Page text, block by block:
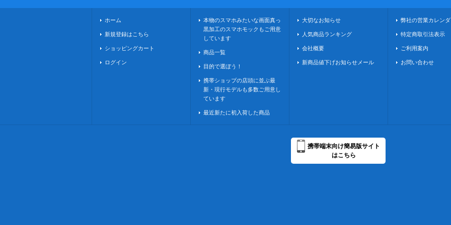
ホーム
新規登録はこちら
ショッピングカート
ログイン
本物のスマホみたいな画面真っ
黒加工のスマホモックもご用意
しています
商品一覧
目的で選ぼう！
携帯ショップの店頭に並ぶ最
新・現行モデルも多数ご用意し
ています
最近新たに初入荷した商品
大切なお知らせ
人気商品ランキング
会社概要
新商品値下げお知らせメール
弊社の営業カレン
特定商取引法表示
ご利用案内
お問い合わせ
携帯端末向け簡易版サイト
はこちら